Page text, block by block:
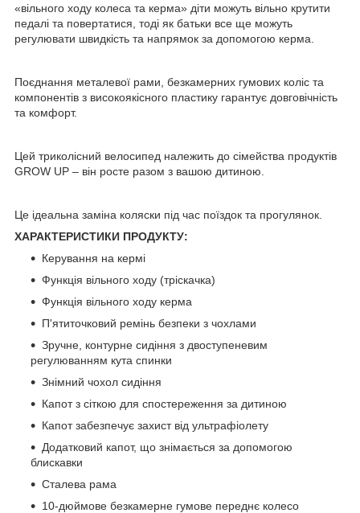
«вільного ходу колеса та керма» діти можуть вільно крутити
педалі та повертатися, тоді як батьки все ще можуть
регулювати швидкість та напрямок за допомогою керма.
Поєднання металевої рами, безкамерних гумових коліс та
компонентів з високоякісного пластику гарантує довговічність
та комфорт.
Цей триколісний велосипед належить до сімейства продуктів
GROW UP – він росте разом з вашою дитиною.
Це ідеальна заміна коляски під час поїздок та прогулянок.
ХАРАКТЕРИСТИКИ ПРОДУКТУ:
Керування на кермі
Функція вільного ходу (тріскачка)
Функція вільного ходу керма
П'ятиточковий ремінь безпеки з чохлами
Зручне, контурне сидіння з двоступеневим
регулюванням кута спинки
Знімний чохол сидіння
Капот з сіткою для спостереження за дитиною
Капот забезпечує захист від ультрафіолету
Додатковий капот, що знімається за допомогою
блискавки
Сталева рама
10-дюймове безкамерне гумове переднє колесо